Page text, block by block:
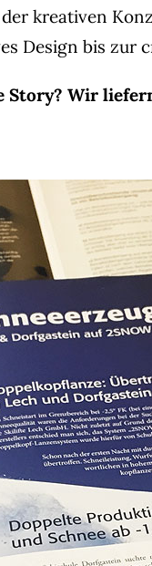
kreativen
Design bis zur
Story? Wir